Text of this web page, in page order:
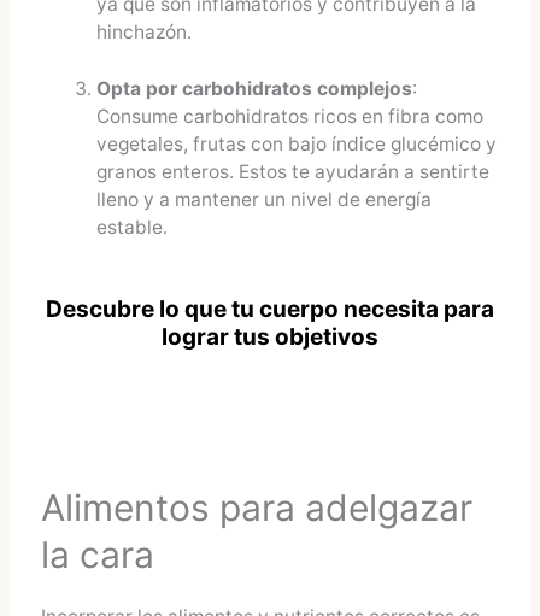
hinchazón.
Opta por carbohidratos complejos:
Consume carbohidratos ricos en fibra como
vegetales, frutas con bajo índice glucémico y
granos enteros. Estos te ayudarán a sentirte
lleno y a mantener un nivel de energía
estable.
Descubre lo que tu cuerpo necesita para
lograr tus objetivos
Alimentos para adelgazar
la cara